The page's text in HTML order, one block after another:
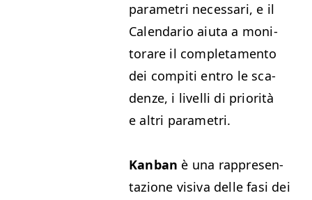
para­metri nec­es­sari, e il
Cal­en­dario aiu­ta a mon­i­
torare il com­ple­ta­men­to
dei com­pi­ti entro le sca­
den­ze, i liv­el­li di pri­or­ità
e altri parametri.
Kan­ban è una rap­p­re­sen­
tazione visi­va delle fasi dei